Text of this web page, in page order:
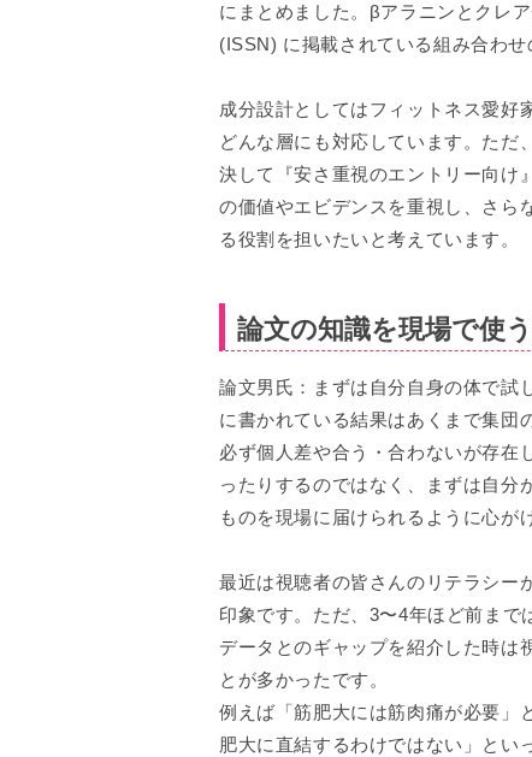
にまとめました。βアラニンとクレ
(ISSN) に掲載されている組み合わせ
成分設計としてはフィットネス愛好
どんな層にも対応しています。ただ
決して『安さ重視のエントリー向け
の価値やエビデンスを重視し、さら
る役割を担いたいと考えています。
論文の知識を現場で使
論文男氏：まずは自分自身の体で試
に書かれている結果はあくまで集団
必ず個人差や合う・合わないが存在
ったりするのではなく、まずは自分
ものを現場に届けられるように心が
最近は視聴者の皆さんのリテラシー
印象です。ただ、3〜4年ほど前まで
データとのギャップを紹介した時は
とが多かったです。
例えば「筋肥大には筋肉痛が必要」
肥大に直結するわけではない」とい